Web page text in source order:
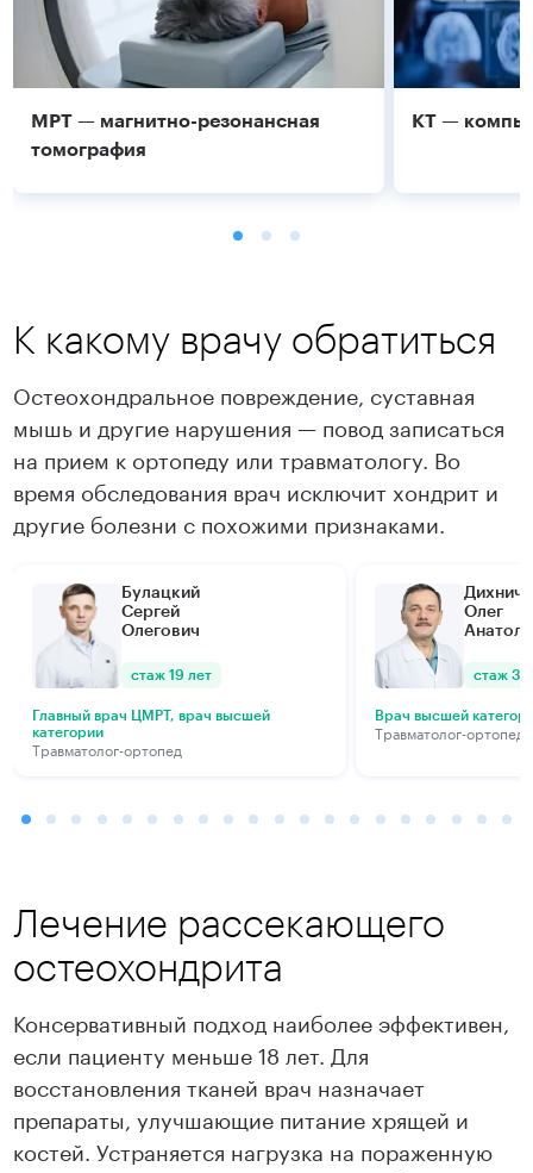
МРТ — магнитно-резонансная
томография
Подробнее
КТ —
Подробнее
К какому врачу обратиться
Остеохондральное повреждение, суставная
мышь и другие нарушения — повод записаться
на прием к ортопеду или травматологу. Во
время обследования врач исключит хондрит и
другие болезни с похожими признаками.
Булацкий
Сергей
Олегович
стаж 19 лет
Главный врач ЦМРТ, врач высшей
категории
Травматолог-ортопед
Дихнич
Олег
стаж 34
Врач высшей
Травматолог-ортопед
Лечение рассекающего
остеохондрита
Консервативный подход наиболее эффективен,
если пациенту меньше 18 лет. Для
восстановления тканей врач назначает
препараты, улучшающие питание хрящей и
костей. Устраняется нагрузка на пораженную